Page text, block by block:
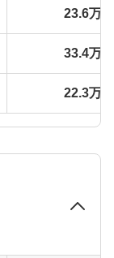
23.6万
33.4万
22.3万